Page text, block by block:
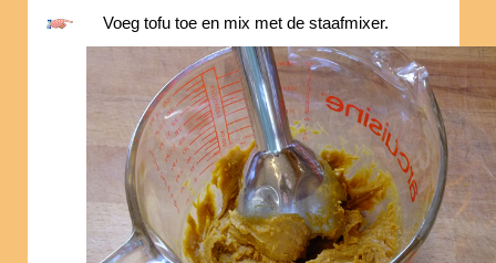
Voeg tofu toe en mix met de staafmixer.